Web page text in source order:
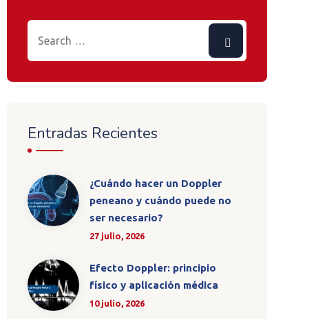
Entradas Recientes
¿Cuándo hacer un Doppler
peneano y cuándo puede no
ser necesario?
27 julio, 2026
Efecto Doppler: principio
físico y aplicación médica
10 julio, 2026